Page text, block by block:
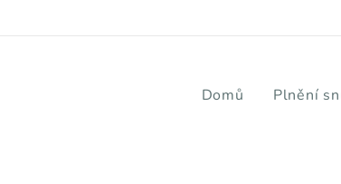
Domů Plnění